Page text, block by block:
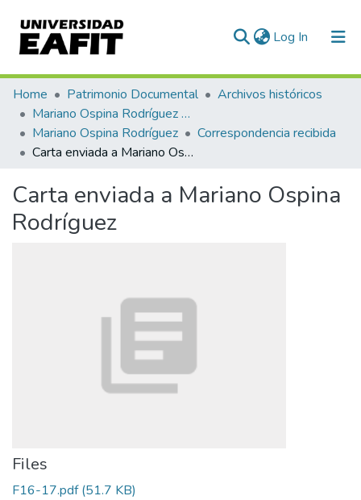
Log In (current)
Communities & Collections
All of DSpace
Statistics
Home Patrimonio Documental
Archivos históricos
Mariano Ospina Rodríguez (1826 -1912)
Mariano Ospina Rodríguez
Correspondencia recibida
Carta enviada a Mariano Ospina Rodríguez
Carta enviada a Mariano Ospina
Rodríguez
Files
F16-17.pdf(51.7 KB)